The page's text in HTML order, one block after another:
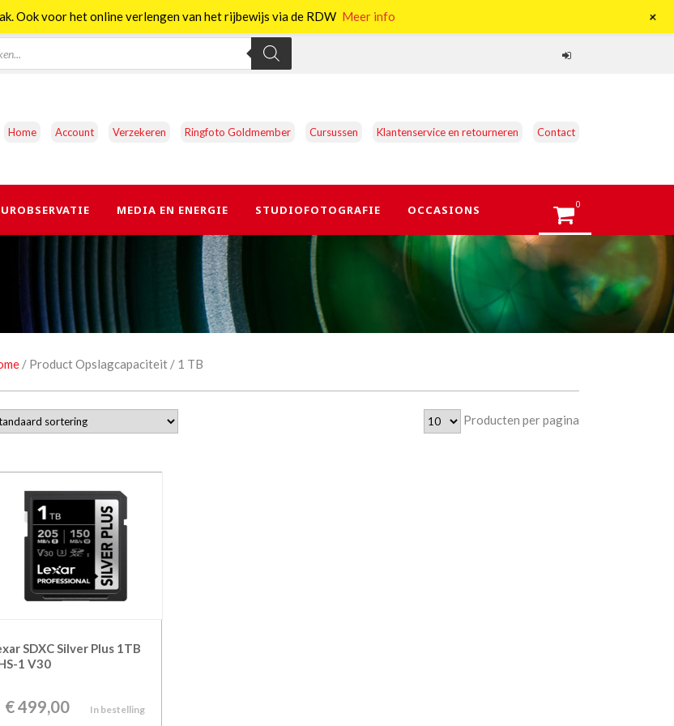
Home Account Verzekeren Ringfoto Goldmember Cursussen Klantenservice en retourneren Contact
MEDIA EN ENERGIE STUDIOFOTOGRAFIE OCCASIONS 0
/ Product Opslagcapaciteit / 1 TB
Producten per pagina
SDXC Silver Plus 1TB
1 V30
€499,00 In bestelling
Ook voor het online verlengen van het rijbewijs via de RDW Meer info +